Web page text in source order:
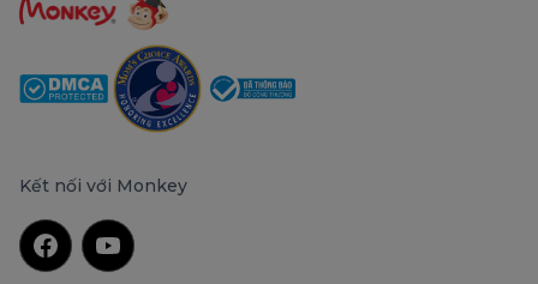
Kết nối với Monkey